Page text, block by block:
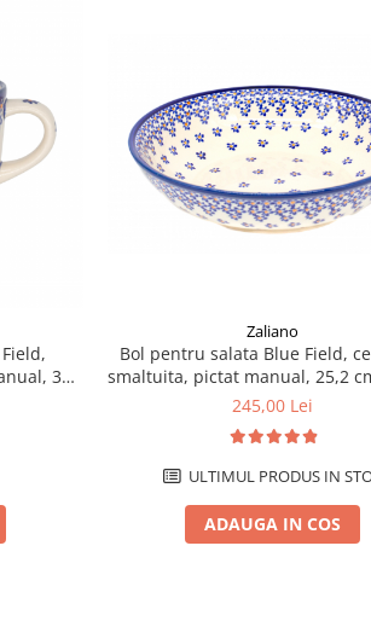
350
Zaliano
Bol pentru salata Blue Field,
smaltuita, pictat manual, 25,2
1,4 L
245,00 Lei
ULTIMUL PRODUS IN
ADAUGA IN COS